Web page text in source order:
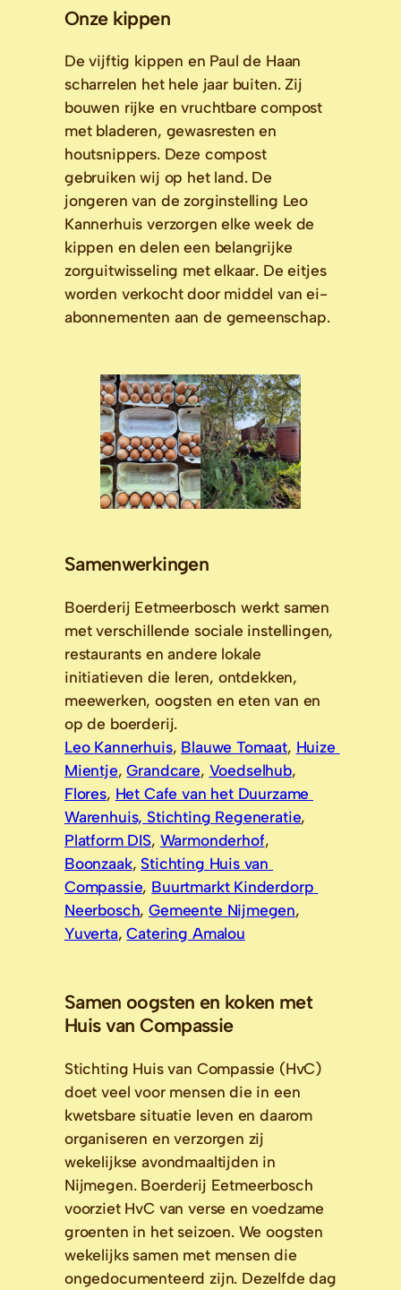
Onze kippen
De vijftig kippen en Paul de Haan
scharrelen het hele jaar buiten. Zij
bouwen rijke en vruchtbare compost
met bladeren, gewasresten en
houtsnippers. Deze compost
gebruiken wij op het land. De
jongeren van de zorginstelling Leo
Kannerhuis verzorgen elke week de
kippen en delen een belangrijke
zorguitwisseling met elkaar. De eitjes
worden verkocht door middel van ei-
abonnementen aan de gemeenschap.
Samenwerkingen
Boerderij Eetmeerbosch werkt samen
met verschillende sociale instellingen,
restaurants en andere lokale
initiatieven die leren, ontdekken,
meewerken, oogsten en eten van en
Leo Kannerhuis, Blauwe Tomaat, Huize
Mientje, Grandcare, Voedselhub
Flores, Het Cafe van het Duurzame
Warenhuis, Stichting Regeneratie
Platform DIS, Warmonderhof
Boonzaak, Stichting Huis van
Compassie, Buurtmarkt Kinderdorp
Neerbosch, Gemeente Nijmegen
Yuverta, Catering Amalou
Samen oogsten en koken met
Huis van Compassie
Stichting Huis van Compassie (HvC)
doet veel voor mensen die in een
kwetsbare situatie leven en daarom
organiseren en verzorgen zij
wekelijkse avondmaaltijden in
Nijmegen. Boerderij Eetmeerbosch
voorziet HvC van verse en voedzame
groenten in het seizoen. We oogsten
wekelijks samen met mensen die
ongedocumenteerd zijn. Dezelfde dag